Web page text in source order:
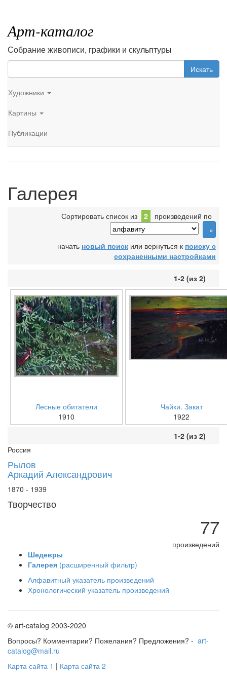
Арт-каталог
Собрание живописи, графики и скульптуры
Искать
Художники
Картины
Публикации
Галерея
Сортировать список из 2 произведений по
начать новый поиск или вернуться к поиску с
сохраненными настройками
1-2 (из 2)
Лесные обитатели
1910
Чайки. Закат
1922
1-2 (из 2)
Россия
Рылов
Аркадий Александрович
1870 - 1939
Творчество
77
произведений
Шедевры
Галерея (расширенный фильтр)
Алфавитный указатель произведений
Хронологический указатель произведений
© art-catalog 2003-2020
Вопросы? Комментарии? Пожелания? Предложения? - art-
catalog@mail.ru
Карта сайта 1 | Карта сайта 2